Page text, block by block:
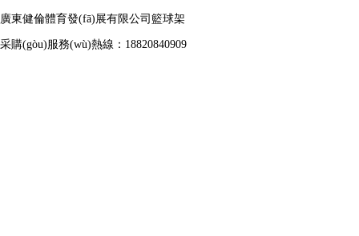
廣東健倫體育發(fā)展有限公司籃球架
采購(gòu)服務(wù)熱線：18820840909